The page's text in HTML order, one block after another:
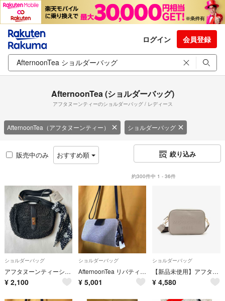
ログイン 会員登録
AfternoonTea (ショルダーバッグ)
アフタヌーンティーのショルダーバッグ / レディース
AfternoonTea（アフタヌーンティー） ショルダーバッグ
販売中のみ おすすめ順 絞り込み
約300件中 1 - 36件
ショルダーバッグ
アフタヌーンティーショルダーバック
¥ 2,100
ショルダーバッグ
AfternoonTea リバティ 未使用 コラボ バッグ ショルダーバッグ
¥ 5,001
ショルダーバッグ
【新品未使用】アフタヌーンティー afternoontea ショルダーバッグ
¥ 4,580